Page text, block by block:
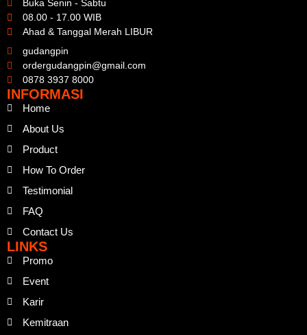
Buka Senin - Sabtu
08.00 - 17.00 WIB
Ahad & Tanggal Merah LIBUR
gudangpin
ordergudangpin@gmail.com
0878 3937 8000
INFORMASI
Home
About Us
Product
How To Order
Testimonial
FAQ
Contact Us
LINKS
Promo
Event
Karir
Kemitraan